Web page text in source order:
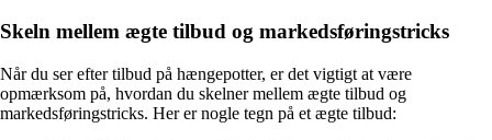
Skeln mellem ægte tilbud og markedsføringstricks
Når du ser efter tilbud på hængepotter, er det vigtigt at være
opmærksom på, hvordan du skelner mellem ægte tilbud og
markedsføringstricks. Her er nogle tegn på et ægte tilbud: